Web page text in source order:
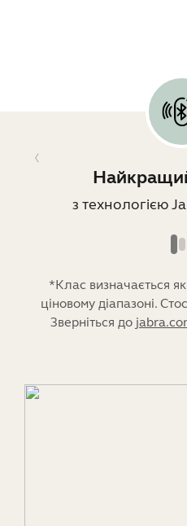
з технологією
*Клас визначається
ціновому діапазоні.
Зверніться до